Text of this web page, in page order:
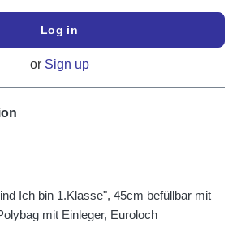
Log in
or Sign up
Ich bin 1.Klasse", 45cm befüllbar mit
mit Einleger, Euroloch